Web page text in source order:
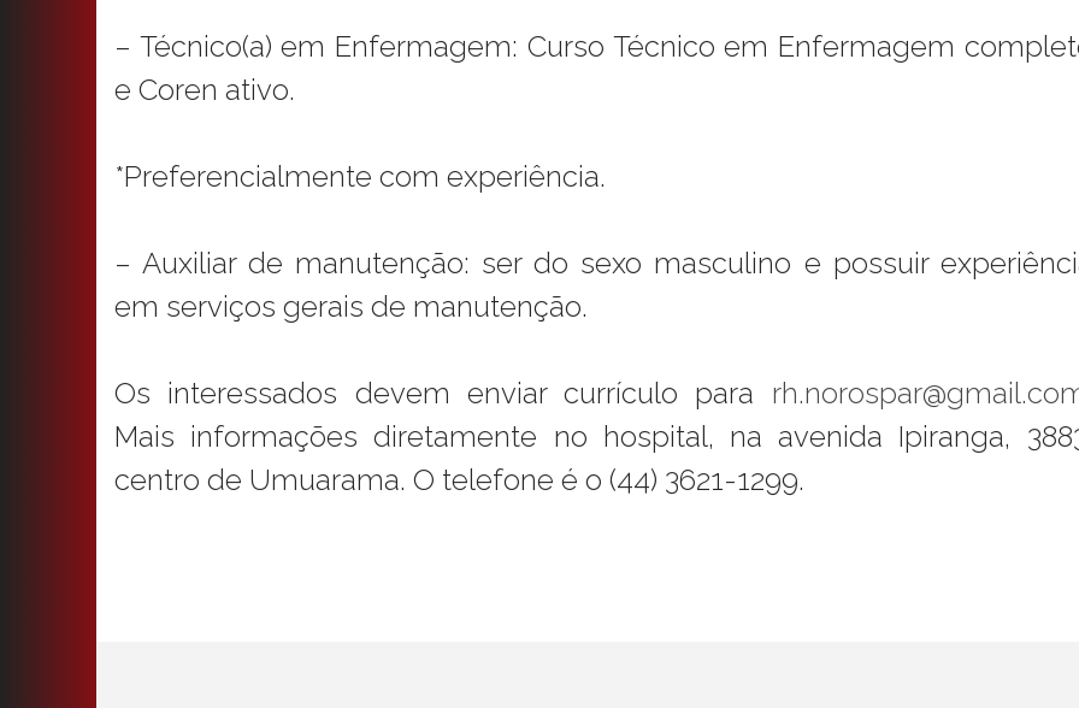
– Técnico(a) em Enfermagem: Curso Técnico em Enfermagem
e Coren ativo.
*Preferencialmente com experiência.
– Auxiliar de manutenção: ser do sexo masculino e possuir
em serviços gerais de manutenção.
Os interessados devem enviar currículo para
Mais informações diretamente no hospital, na avenida Ipiranga,
centro de Umuarama. O telefone é o (44) 3621-1299.